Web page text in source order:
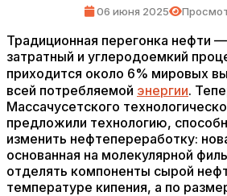
06 июня 2025
Традиционная перегонка нефти
затратный и углеродоемкий
приходится около 6% мировых
всей потребляемой энергии.
Массачусетского
предложили технологию,
изменить нефтепереработку:
основанная на молекулярной
отделять компоненты сырой
температуре кипения, а по